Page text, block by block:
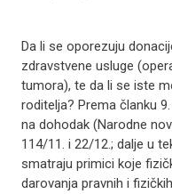
Da li se oporezuju
zdravstvene usluge
tumora), te da li se iste
roditelja? Prema članku
na dohodak (Narodne
114/11. i 22/12.; dalje u
smatraju primici koje
darovanja pravnih i